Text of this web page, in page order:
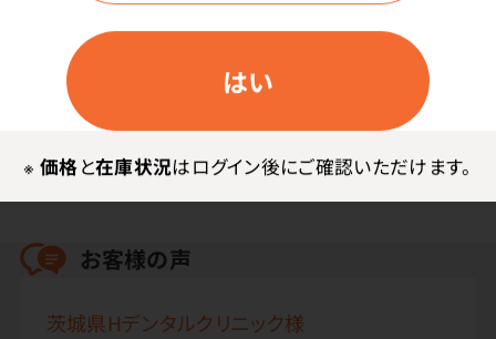
はい
※ 価格と在庫状況はログイン後にご確認いただけます。
※替チップは製造時期により色が異なります。
お客様・スタッフの声
お客様の声
茨城県Hデンタルクリニック様